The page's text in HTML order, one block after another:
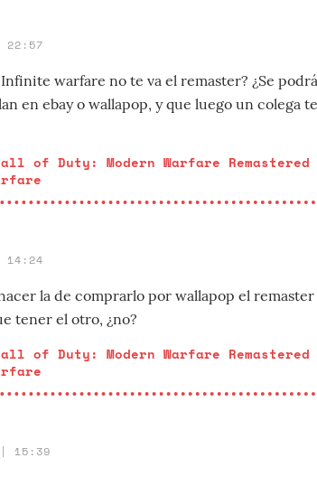
22:57
warfare no te va el remaster? ¿Se
en ebay o wallapop, y que luego un colega
of Duty: Modern Warfare
14:24
la de comprarlo por wallapop el remaster
tener el otro, ¿no?
of Duty: Modern Warfare
| 15:39